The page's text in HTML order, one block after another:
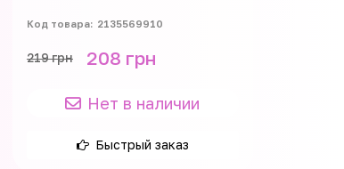
2135569910
219 грн 208 грн
Нет в наличии
Быстрый заказ